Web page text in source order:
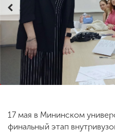
SPN CHI
Приемная
комиссия
+7 (831) 262-26-20
17 мая в Мининском
финальный этап